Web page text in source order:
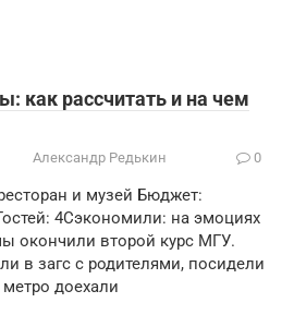
как рассчитать и на чем
Александр Редькин 0
и музей Бюджет:
4Сэкономили: на эмоциях
окончили второй курс МГУ.
в загс с родителями, посидели
доехали